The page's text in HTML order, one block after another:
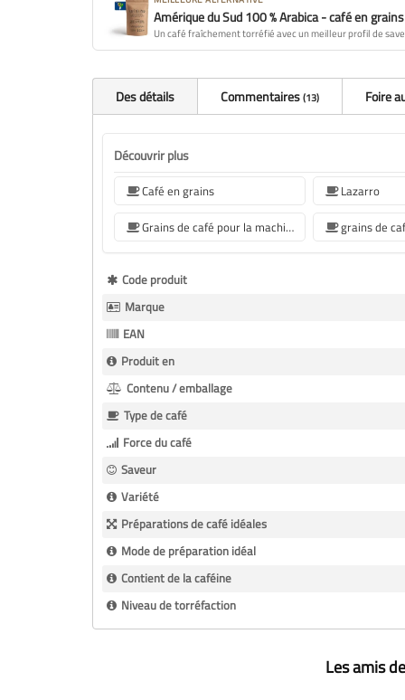
Amérique du Sud 100 % Arabica - café en
Un café fraîchement torréfié avec un meilleur profil de
Des détails Commentaires 13 Foire
Découvrir plus
Café en grains Lazarro
Grains de café pour la machine à café Krups
Plus
d’information
Code produit
Marque
EAN
Produit en
Contenu / emballage
Type de café
Force du café
Saveur
Variété
Préparations de café idéales
Mode de préparation idéal
Contient de la caféine
Niveau de torréfaction
Les amis